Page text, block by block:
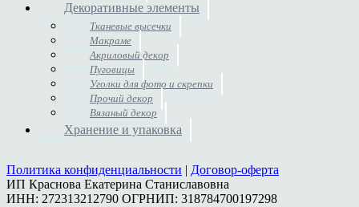
Декоративные элементы
Тканевые высечки
Макраме
Акриловый декор
Пуговицы
Уголки для фото и скрепки
Прочий декор
Вязаный декор
Хранение и упаковка
Политика конфиденциальности | Договор-оферта
ИП Краснова Екатерина Станиславовна
ИНН: 272313212790 ОГРНИП: 318784700197298